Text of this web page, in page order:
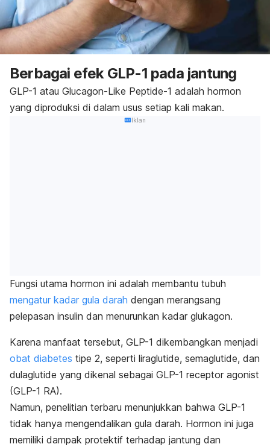
Berbagai efek GLP-1 pada jantung
GLP-1 atau Glucagon-Like Peptide-1 adalah hormon
yang diproduksi di dalam usus setiap kali makan.
Iklan
Fungsi utama hormon ini adalah membantu tubuh
mengatur kadar gula darah dengan merangsang
pelepasan insulin dan menurunkan kadar glukagon.
Karena manfaat tersebut, GLP-1 dikembangkan menjadi
obat diabetes tipe 2, seperti liraglutide, semaglutide, dan
dulaglutide yang dikenal sebagai GLP-1 receptor agonist
(GLP-1 RA).
Namun, penelitian terbaru menunjukkan bahwa GLP-1
tidak hanya mengendalikan gula darah. Hormon ini juga
memiliki dampak protektif terhadap jantung dan